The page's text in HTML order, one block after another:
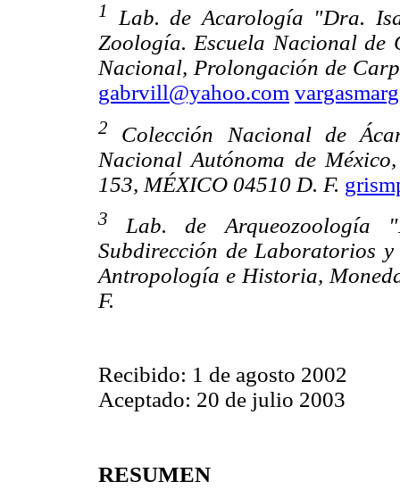
1
Lab. de Acarología "Dra.
Zoología. Escuela Nacional de
Nacional, Prolongación de
gabrvill@yahoo.com
2
Colección Nacional de
Nacional Autónoma de
153, MÉXICO 04510 D. F.
3
Lab. de Arqueozoología
Subdirección de Laboratorios
Antropología e Historia,
F.
Recibido: 1 de agosto 2002
Aceptado: 20 de julio 2003
RESUMEN